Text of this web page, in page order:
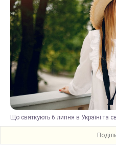
Що святкують 6 липня в Україні та